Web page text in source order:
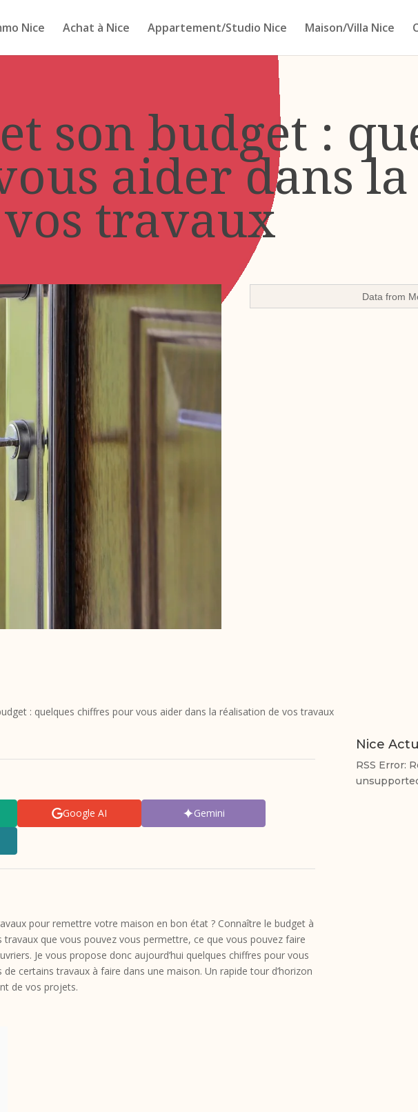
Nice Achat à Nice Appartement/Studio Nice Maison/Villa Nice
son budget :
aider dans la
travaux
Data from
: quelques chiffres pour vous aider dans la réalisation de vos travaux
Google AI Gemini
pour remettre votre maison en bon état ? Connaître le budget à
que vous pouvez vous permettre, ce que vous pouvez faire
Je vous propose donc aujourd’hui quelques chiffres pour vous
certains travaux à faire dans une maison. Un rapide tour d’horizon
de vos projets.
Nice
RSS Error: